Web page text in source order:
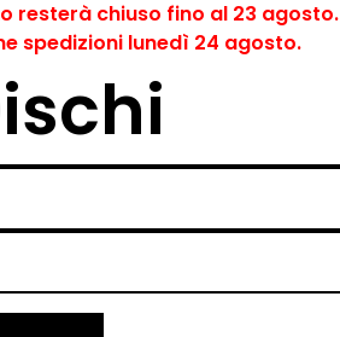
resterà chiuso fino al 23 agosto.
spedizioni lunedì 24 agosto.